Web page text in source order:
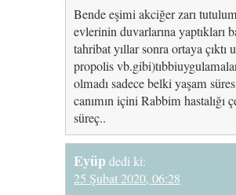
Bende eşimi akciğer zarı
evlerinin duvarlarına yaptıkları
tahribat yıllar sonra ortaya çıktı
propolis
olmadı sadece belki yaşam
canımın içini Rabbim hastalığı
süreç..
Eyüp dedi ki:
25 Şubat 2020, 06:28